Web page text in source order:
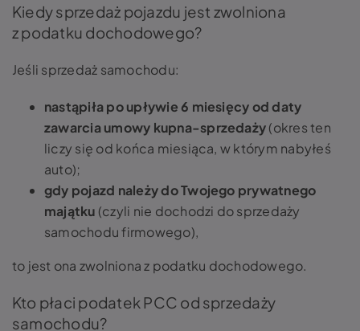
Kiedy sprzedaż pojazdu jest zwolniona
z podatku dochodowego?
Jeśli sprzedaż samochodu:
nastąpiła po upływie 6 miesięcy od daty
zawarcia umowy kupna-sprzedaży(okres ten
liczy się od końca miesiąca, w którym nabyłeś
auto);
gdy pojazd należy do Twojego prywatnego
majątku (czyli nie dochodzi do sprzedaży
samochodu firmowego),
to jest ona zwolniona z podatku dochodowego.
Kto płaci podatek PCC od sprzedaży
samochodu?